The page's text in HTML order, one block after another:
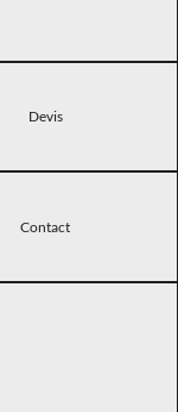
Devis
Contact